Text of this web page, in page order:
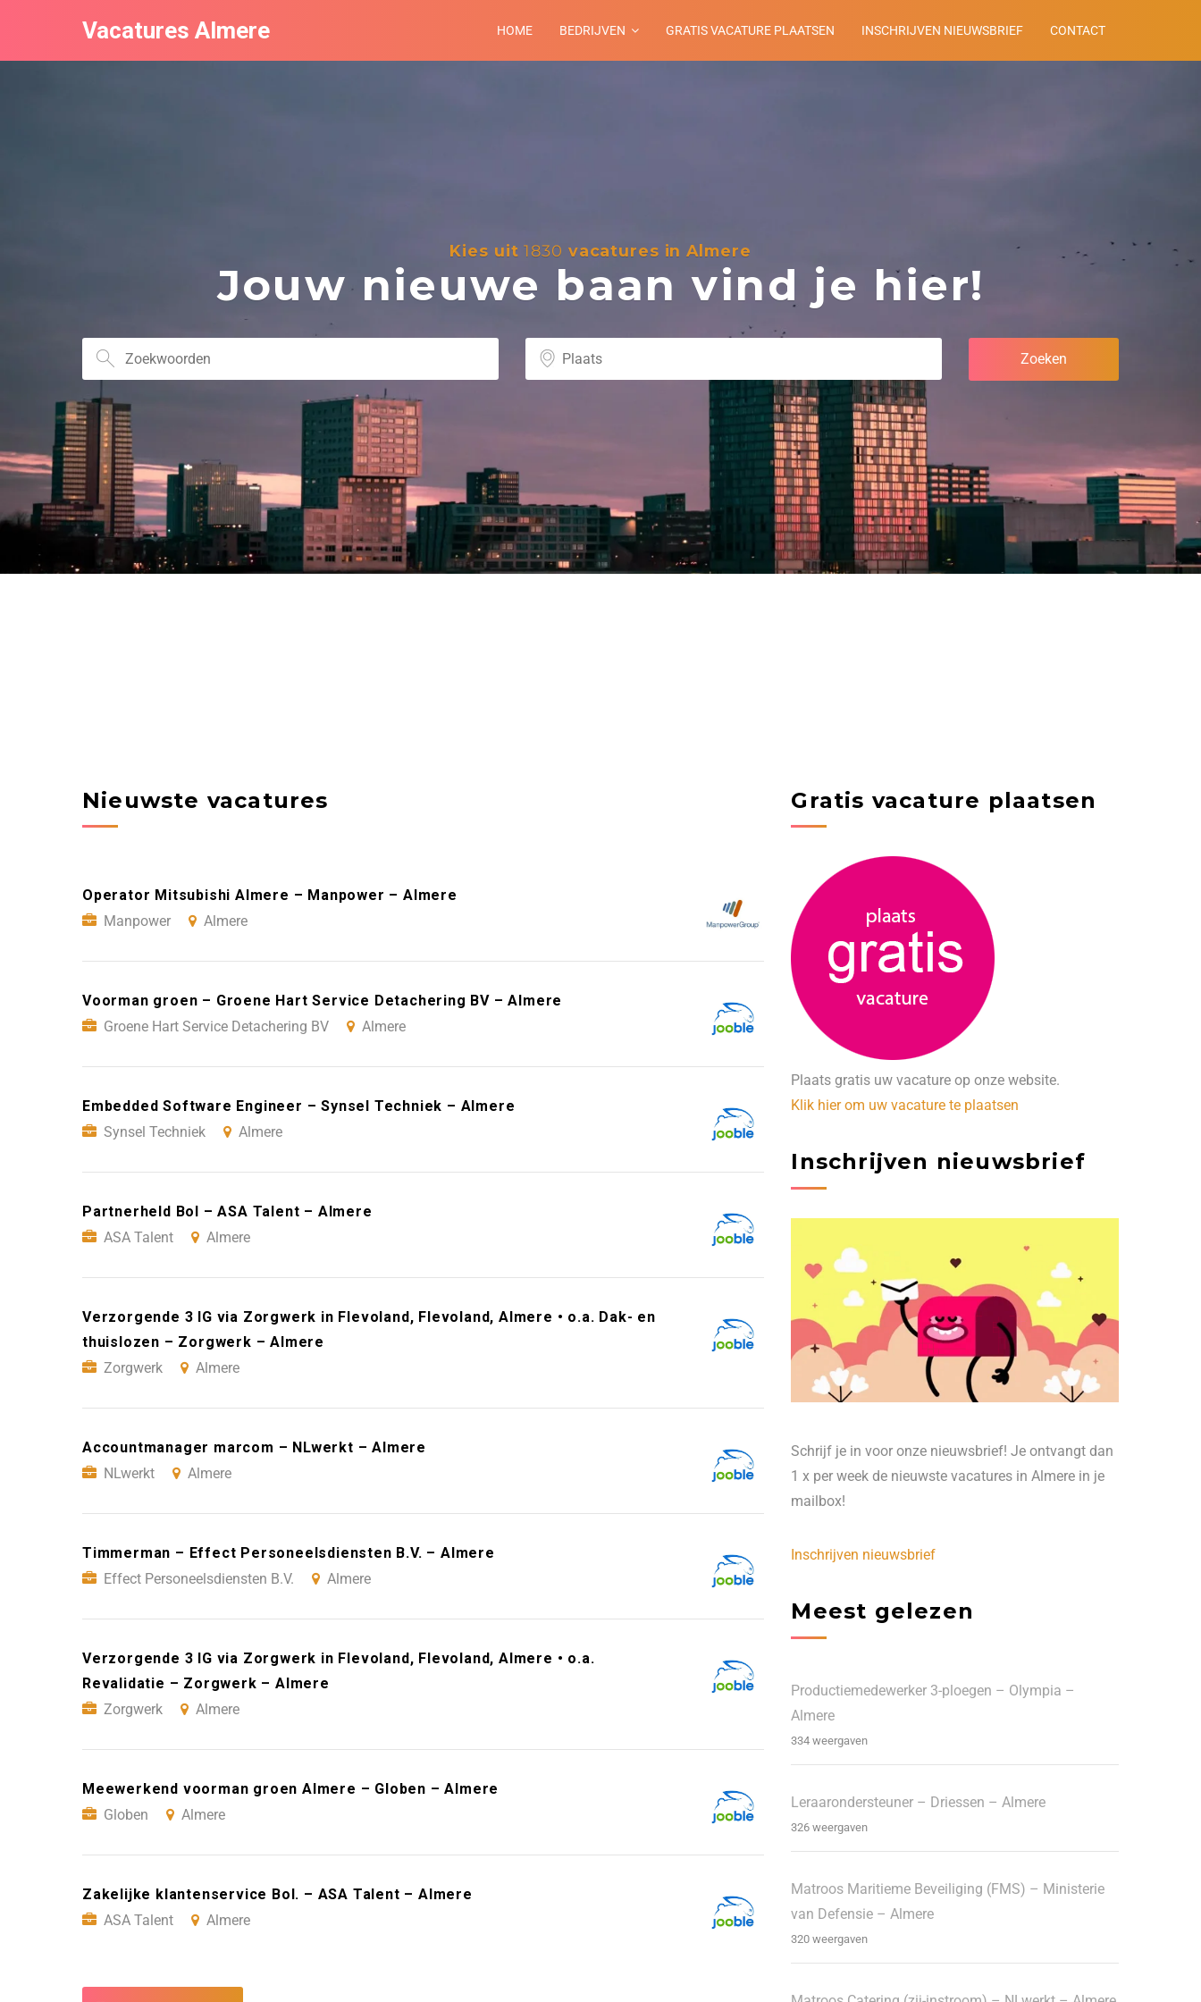
Vacatures Almere HOME BEDRIJVEN GRATIS VACATURE PLAATSEN INSCHRIJVEN NIEUWSBRIEF CONTACT
Kies uit1830 vacatures in Almere
Jouw nieuwe baan vind je hier!
Nieuwste vacatures
Operator Mitsubishi Almere – Manpower – Almere
Manpower
Almere
Voorman groen – Groene Hart Service Detachering BV – Almere
Groene Hart Service Detachering BV
Almere
Embedded Software Engineer – Synsel Techniek – Almere
Synsel Techniek
Almere
Partnerheld Bol – ASA Talent – Almere
ASA Talent
Almere
Verzorgende 3 IG via Zorgwerk in Flevoland, Flevoland, Almere • o.a. Dak- en
thuislozen – Zorgwerk – Almere
Zorgwerk
Almere
Accountmanager marcom – NLwerkt – Almere
NLwerkt
Almere
Timmerman – Effect Personeelsdiensten B.V. – Almere
Effect Personeelsdiensten B.V.
Almere
Verzorgende 3 IG via Zorgwerk in Flevoland, Flevoland, Almere • o.a.
Revalidatie – Zorgwerk – Almere
Zorgwerk
Almere
Meewerkend voorman groen Almere – Globen – Almere
Globen
Almere
Zakelijke klantenservice Bol. – ASA Talent – Almere
ASA Talent
Almere
Gratis vacature plaatsen
Plaats gratis uw vacature op onze website.
Klik hier om uw vacature te plaatsen
Inschrijven nieuwsbrief
Schrijf je in voor onze nieuwsbrief! Je ontvangt dan
1 x per week de nieuwste vacatures in Almere in je
mailbox!
Inschrijven nieuwsbrief
Meest gelezen
Productiemedewerker 3-ploegen – Olympia –
Almere
334 weergaven
Leraarondersteuner – Driessen – Almere
326 weergaven
Matroos Maritieme Beveiliging (FMS) – Ministerie
van Defensie – Almere
320 weergaven